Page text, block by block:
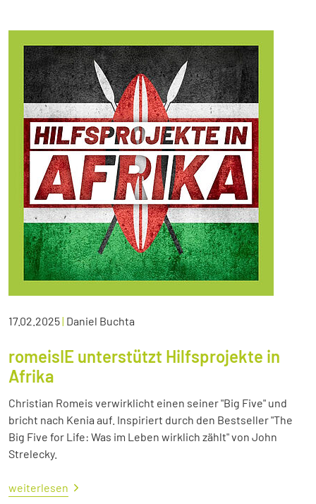
17.02.2025| Daniel Buchta
romeisIE unterstützt Hilfsprojekte in
Afrika
Christian Romeis verwirklicht einen seiner "Big Five" und
bricht nach Kenia auf. Inspiriert durch den Bestseller "The
Big Five for Life: Was im Leben wirklich zählt" von John
Strelecky.
weiterlesen